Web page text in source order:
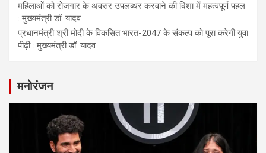
महिलाओं को रोजगार के अवसर उपलब्धर करवाने की दिशा में महत्वपूर्ण पहल
: मुख्यमंत्री डॉ. यादव
प्रधानमंत्री श्री मोदी के विकसित भारत-2047 के संकल्प को पूरा करेगी युवा
पीढ़ी : मुख्यमंत्री डॉ. यादव
मनोरंजन